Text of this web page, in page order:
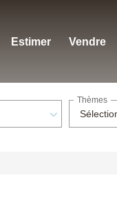
Estimer Vendre
Thèmes